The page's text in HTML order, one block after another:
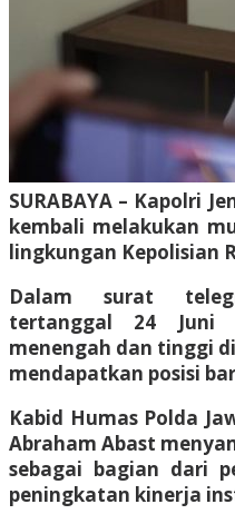
SURABAYA – Kapolri
kembali melakukan
lingkungan Kepolisian
Dalam surat
tertanggal 24 Juni
menengah dan tinggi
mendapatkan posisi
Kabid Humas Polda
Abraham Abast
sebagai bagian dari
peningkatan kinerja